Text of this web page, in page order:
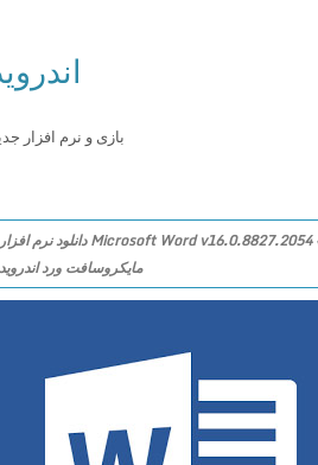
اندروید
بازی و نرم افزار جدید
Microsoft Word v16.0.8827.2054 دانلود نرم افزار
مایکروسافت ورد اندروید